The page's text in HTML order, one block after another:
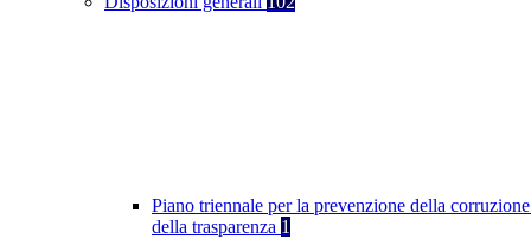
Piano triennale per la prevenzione della
della trasparenza 1